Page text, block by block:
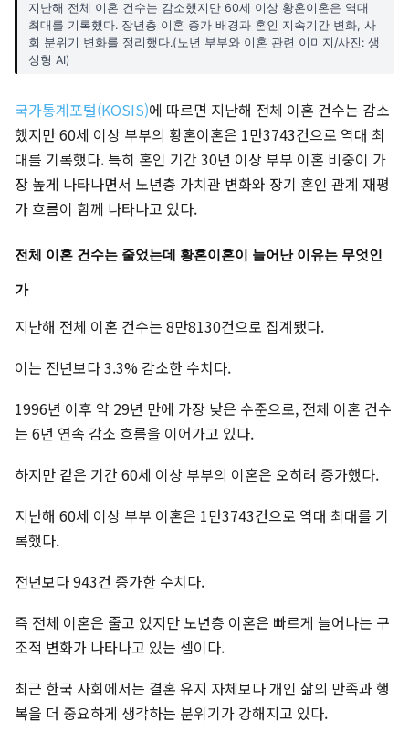
지난해 전체 이혼 건수는 감소했지만 60세 이상 황혼이혼은 역대
최대를 기록했다. 장년층 이혼 증가 배경과 혼인 지속기간 변화, 사
회 분위기 변화를 정리했다.(노년 부부와 이혼 관련 이미지/사진: 생
성형 AI)
국가통계포털(KOSIS)에 따르면 지난해 전체 이혼 건수는 감소
했지만 60세 이상 부부의 황혼이혼은 1만3743건으로 역대 최
대를 기록했다. 특히 혼인 기간 30년 이상 부부 이혼 비중이 가
장 높게 나타나면서 노년층 가치관 변화와 장기 혼인 관계 재평
가 흐름이 함께 나타나고 있다.
전체 이혼 건수는 줄었는데 황혼이혼이 늘어난 이유는 무엇인
가
지난해 전체 이혼 건수는 8만8130건으로 집계됐다.
이는 전년보다 3.3% 감소한 수치다.
1996년 이후 약 29년 만에 가장 낮은 수준으로, 전체 이혼 건수
는 6년 연속 감소 흐름을 이어가고 있다.
하지만 같은 기간 60세 이상 부부의 이혼은 오히려 증가했다.
지난해 60세 이상 부부 이혼은 1만3743건으로 역대 최대를 기
록했다.
전년보다 943건 증가한 수치다.
즉 전체 이혼은 줄고 있지만 노년층 이혼은 빠르게 늘어나는 구
조적 변화가 나타나고 있는 셈이다.
최근 한국 사회에서는 결혼 유지 자체보다 개인 삶의 만족과 행
복을 더 중요하게 생각하는 분위기가 강해지고 있다.